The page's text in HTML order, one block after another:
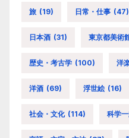
旅 (19) 日常・仕事 (47)
日本酒 (31) 東京都美術
歴史・考古学 (100) 洋
洋酒 (69) 浮世絵 (16)
社会・文化 (114) 科学